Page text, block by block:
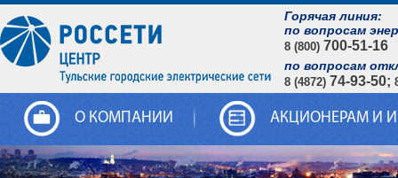
Горячая линия:
по вопросам
8 (800) 700-51-16
по вопросам
8 (4872) 74-93-50;
О КОМПАНИИ АКЦИОНЕРАМ И